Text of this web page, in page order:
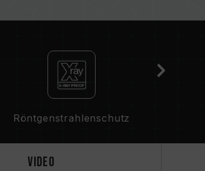
Röntgenstrahlenschutz
Video